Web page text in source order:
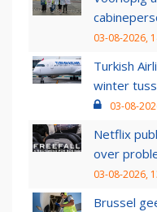
03-08-2026,
Turkish
winter
03-08-
Netflix
over
03-08-2026,
Brussel